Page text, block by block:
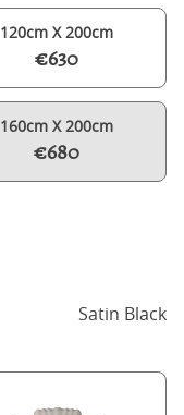
120cm X 200cm
€630
160cm X 200cm
€680
Satin Black